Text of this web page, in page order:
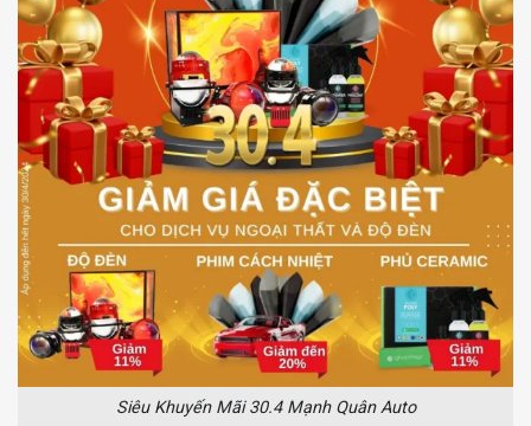
Siêu Khuyến Mãi 30.4 Mạnh Quân Auto